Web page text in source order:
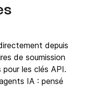
depuis
de soumission
les clés API.
IA : pensé